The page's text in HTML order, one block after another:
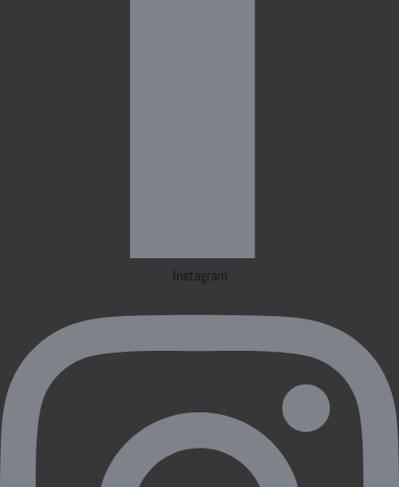
Instagram